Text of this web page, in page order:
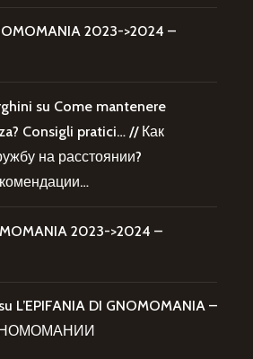
2023->2024 –
su Come mantenere
Consigli pratici… // Как
на расстоянии?
2023->2024 –
su L’EPIFANIA DI GNOMOMANIA –